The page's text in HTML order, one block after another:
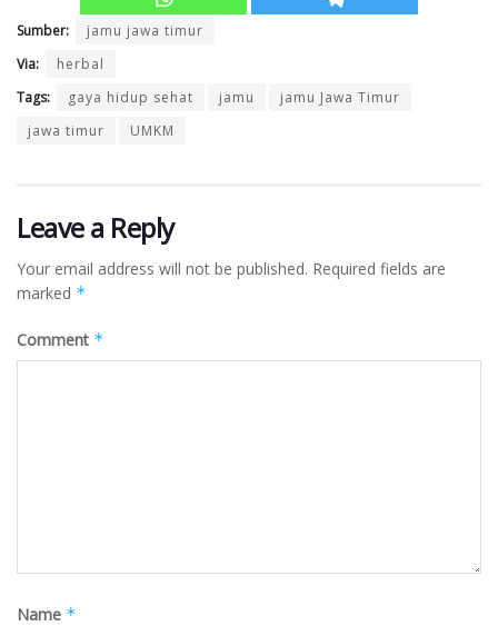
Sumber:
jamu jawa timur
Via:
herbal
Tags:
gaya hidup sehat jamu
jamu Jawa Timur
jawa timur
UMKM
Leave a Reply
Your email address will not be published. Required fields are
marked *
Comment *
Name *